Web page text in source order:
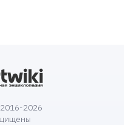
2026